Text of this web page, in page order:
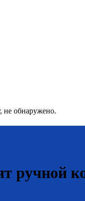
не обнаружено.
ручной